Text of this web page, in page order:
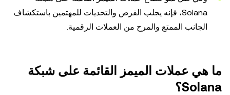
Solana، فإنه يجلب الفرص والتحديات للمهتمين باستكشاف
الجانب الممتع والمرح من العملات الرقمية.
ما هي عملات الميمز القائمة على شبكة
Solana؟